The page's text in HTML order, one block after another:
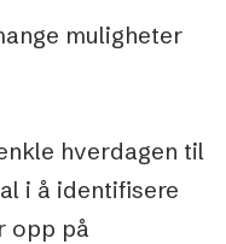
muligheter
hverdagen til
i å identifisere
opp på